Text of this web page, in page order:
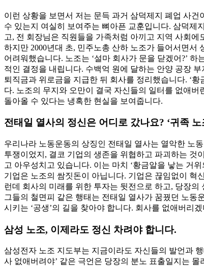
이런 상황을 보면서 저는 문득 과거 삼덕제지 폐업 사건
수 있는지 여실히 보여주는 뼈아픈 교훈입니다. 삼덕제
고, 전 회장님은 직원들을 가족처럼 아끼고 지역 사회
하지만 2000년대 초, 민주노총 산하 노조가 들어서면서
어려워했습니다. 노조는 ‘설마 회사가 문을 닫겠어?’
적인 결정을 내립니다. 수백억 원에 달하는 안양 공장
퇴직금과 위로금을 지급한 뒤 회사를 정리했습니다. ‘
다. 노조의 무지와 오만이 결국 자신들의 일터를 없애
돌아올 수 있다는 냉혹한 현실을 보여줍니다.
전태일 열사의 정신은 어디로 갔나요? ‘귀족 노
우리나라 노동운동의 상징인 전태일 열사는 열악한 노
투쟁이었지, 결코 기업의 생존을 위협하고 파괴하는 것
고 아우성치고 있습니다. 이는 마치 ‘황금알을 낳는 거
기업은 노조의 쌈짓돈이 아닙니다. 기업은 끊임없이 혁
런데 회사의 미래를 위한 투자는 뒷전으로 하고, 당장
그들의 철면피 같은 행태는 전태일 열사가 꿈꿨던 노
시키는 ‘공생’의 길을 찾아야 합니다. 회사를 없애버리
삼성 노조, 이제라도 정신 차려야 합니다.
삼성전자 노조 지도부는 지금이라도 자신들의 발언과
사 없애버려야’ 같은 극언은 당장의 분노 표출일지는